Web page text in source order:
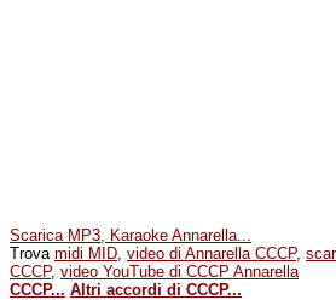
Scarica MP3, Karaoke Annarella...
Trova midi MID, video di Annarella CCCP,
CCCP, video YouTube di CCCP Annarella
CCCP... Altri accordi di CCCP...